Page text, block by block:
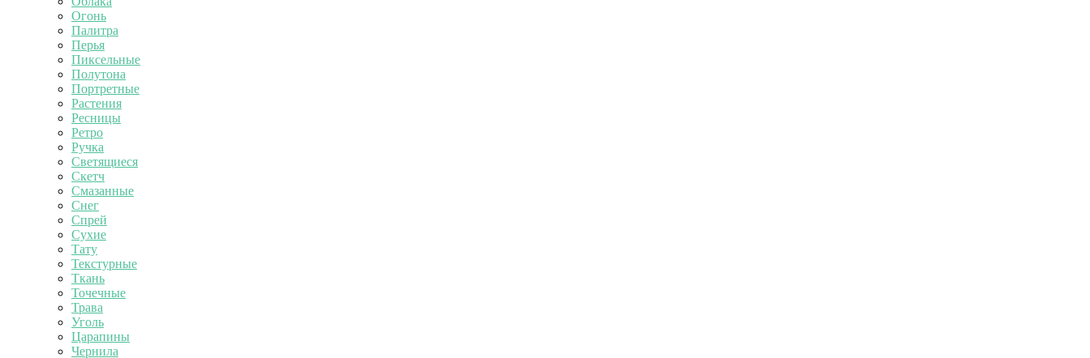
Огонь
Палитра
Перья
Пиксельные
Полутона
Портретные
Растения
Ресницы
Ретро
Ручка
Светящиеся
Скетч
Смазанные
Снег
Спрей
Сухие
Тату
Текстурные
Ткань
Точечные
Трава
Уголь
Царапины
Чернила